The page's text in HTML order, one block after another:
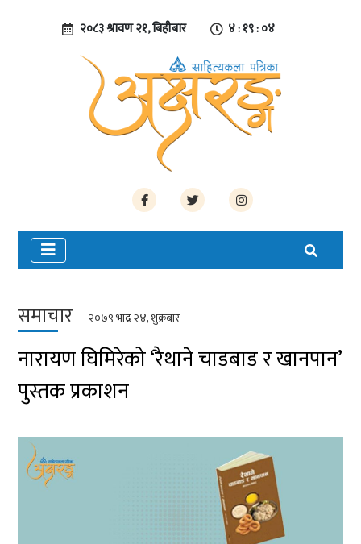
२०८३ श्रावण २१, बिहीबार ४ : १९ : ०५
समाचार २०७९ भाद्र २४, शुक्रबार
नारायण घिमिरेको ‘रैथाने चाडबाड र खानपान’
पुस्तक प्रकाशन